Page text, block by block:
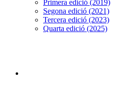
Primera edició (2019)
Segona edició (2021)
Tercera edició (2023)
Quarta edició (2025)